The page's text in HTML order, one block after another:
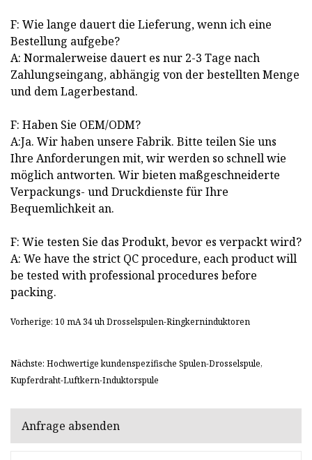
F: Wie lange dauert die Lieferung, wenn ich eine
Bestellung aufgebe?
A: Normalerweise dauert es nur 2-3 Tage nach
Zahlungseingang, abhängig von der bestellten Menge
und dem Lagerbestand.
F: Haben Sie OEM/ODM?
A:Ja. Wir haben unsere Fabrik. Bitte teilen Sie uns
Ihre Anforderungen mit, wir werden so schnell wie
möglich antworten. Wir bieten maßgeschneiderte
Verpackungs- und Druckdienste für Ihre
Bequemlichkeit an.
F: Wie testen Sie das Produkt, bevor es verpackt wird?
A: We have the strict QC procedure, each product will
be tested with professional procedures before
packing.
Vorherige: 10 mA 34 uh Drosselspulen-Ringkerninduktoren
Nächste: Hochwertige kundenspezifische Spulen-Drosselspule,
Kupferdraht-Luftkern-Induktorspule
Anfrage absenden